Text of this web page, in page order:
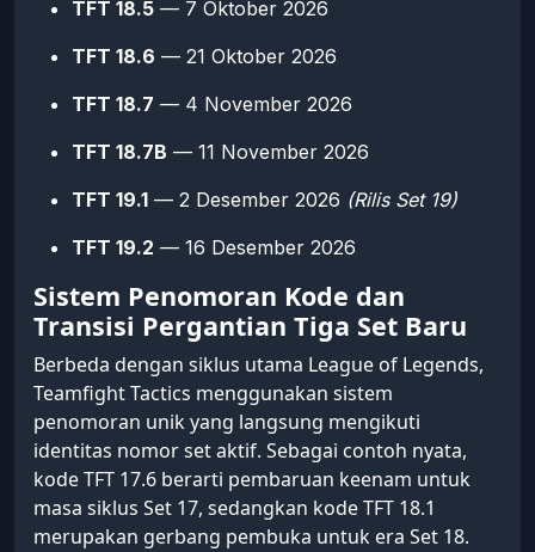
TFT 18.5 — 7 Oktober 2026
TFT 18.6 — 21 Oktober 2026
TFT 18.7 — 4 November 2026
TFT 18.7B — 11 November 2026
TFT 19.1 — 2 Desember 2026 (Rilis Set 19)
TFT 19.2 — 16 Desember 2026
Sistem Penomoran Kode dan
Transisi Pergantian Tiga Set Baru
Berbeda dengan siklus utama League of Legends,
Teamfight Tactics menggunakan sistem
penomoran unik yang langsung mengikuti
identitas nomor set aktif. Sebagai contoh nyata,
kode TFT 17.6 berarti pembaruan keenam untuk
masa siklus Set 17, sedangkan kode TFT 18.1
merupakan gerbang pembuka untuk era Set 18.